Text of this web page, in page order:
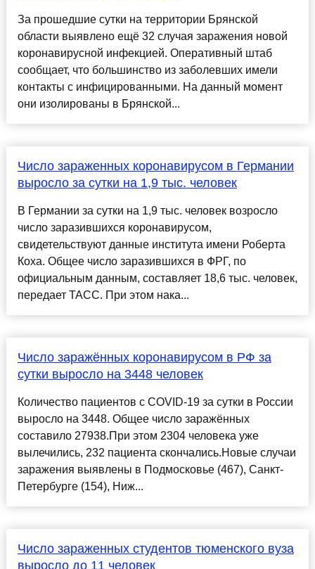
За прошедшие сутки на территории Брянской
области выявлено ещё 32 случая заражения новой
коронавирусной инфекцией. Оперативный штаб
сообщает, что большинство из заболевших имели
контакты с инфицированными. На данный момент
они изолированы в Брянской...
Число зараженных коронавирусом в Германии
выросло за сутки на 1,9 тыс. человек
В Германии за сутки на 1,9 тыс. человек возросло
число заразившихся коронавирусом,
свидетельствуют данные института имени Роберта
Коха. Общее число заразившихся в ФРГ, по
официальным данным, составляет 18,6 тыс. человек,
передает ТАСС. При этом нака...
Число заражённых коронавирусом в РФ за
сутки выросло на 3448 человек
Количество пациентов с COVID-19 за сутки в России
выросло на 3448. Общее число заражённых
составило 27938.При этом 2304 человека уже
вылечились, 232 пациента скончались.Новые случаи
заражения выявлены в Подмосковье (467), Санкт-
Петербурге (154), Ниж...
Число зараженных студентов тюменского вуза
выросло до 11 человек